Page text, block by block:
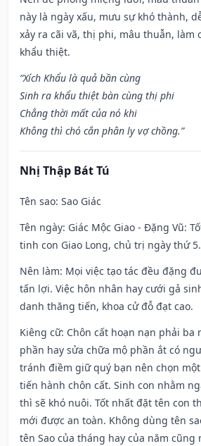
này là ngày xấu, mưu sự khó thành,
xảy ra cãi vã, thị phi, mâu thuẫn, làm
khẩu thiệt.
“Xích Khẩu là quả bần cùng
Sinh ra khẩu thiệt bàn cùng thị phi
Chẳng thời mất của nó khi
Không thì chó cắn phân ly vợ chồng.”
Nhị Thập Bát Tú
Tên sao: Sao Giác
Tên ngày: Giác Mộc Giao - Đặng Vũ:
tinh con Giao Long, chủ trị ngày thứ 5.
Nên làm: Mọi việc tạo tác đều đặng
tấn lợi. Việc hôn nhân hay cưới gả
danh thăng tiến, khoa cử đỗ đạt cao.
Kiêng cữ: Chôn cất hoạn nạn phải ba
phần hay sửa chữa mộ phần ắt có
tránh điềm giữ quý bạn nên chọn
tiến hành chôn cất. Sinh con nhằm
thì sẽ khó nuôi. Tốt nhất đặt tên con
mới được an toàn. Không dùng tên
tên Sao của tháng hay của năm